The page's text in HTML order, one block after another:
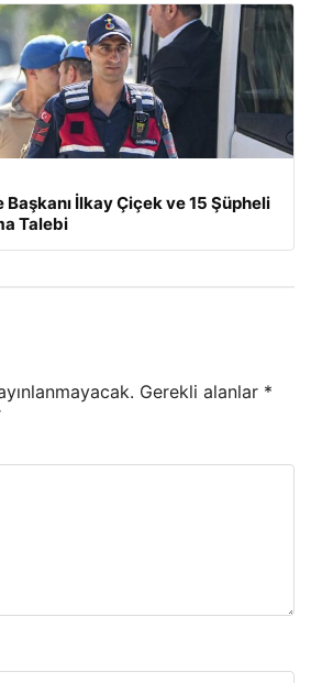
İlkay Çiçek ve 15 Şüpheli
Talebi
Gerekli alanlar *